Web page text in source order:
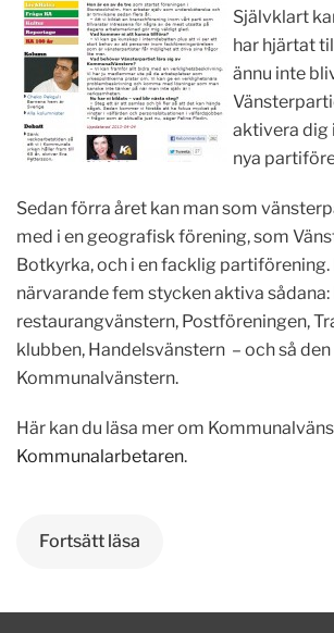
Självklart
har hjärtat
ännu inte
aktivera dig
nya
Sedan förra året kan man som
med i en geografisk förening, som
Botkyrka, och i en facklig
närvarande fem stycken aktiva
restaurangvänstern, Postföreningen,
klubben, Handelsvänstern – och så
Kommunalvänstern.
Här kan du läsa mer om
Kommunalarbetaren.
Fortsätt läsa